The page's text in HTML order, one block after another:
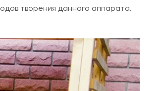
творения данного аппарата.